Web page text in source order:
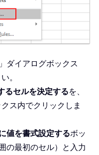
ダイアログボックス
。
るセルを決定するを、
ス内でクリックしま
値を書式設定するボッ
の最初のセル）と入力